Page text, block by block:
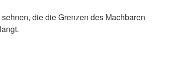
die die Grenzen des Machbaren